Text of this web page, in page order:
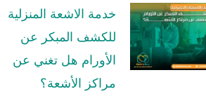
خدمة الاشعة المنزلية
للكشف المبكر عن
الأورام هل تغني عن
مراكز الأشعة؟